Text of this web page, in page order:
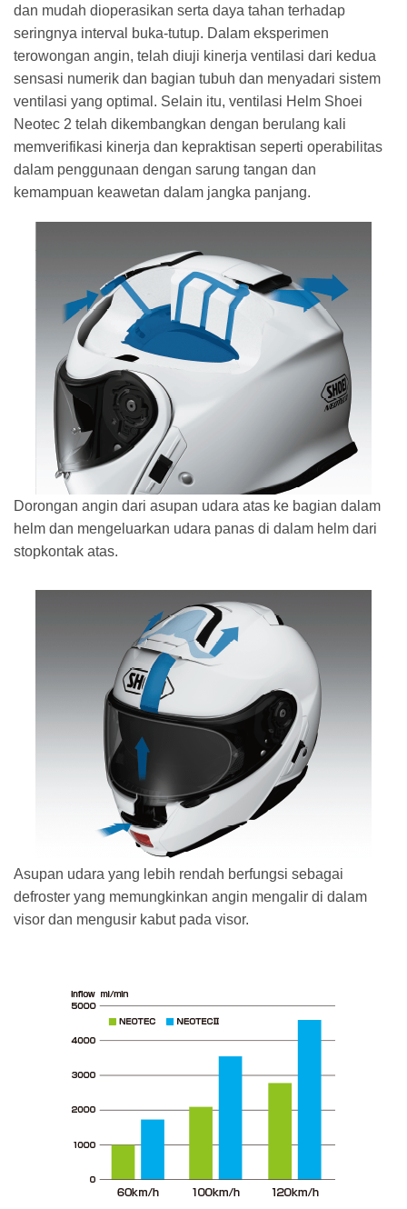
dan mudah dioperasikan serta daya tahan terhadap
seringnya interval buka-tutup. Dalam eksperimen
terowongan angin, telah diuji kinerja ventilasi dari kedua
sensasi numerik dan bagian tubuh dan menyadari sistem
ventilasi yang optimal. Selain itu, ventilasi Helm Shoei
Neotec 2 telah dikembangkan dengan berulang kali
memverifikasi kinerja dan kepraktisan seperti operabilitas
dalam penggunaan dengan sarung tangan dan
kemampuan keawetan dalam jangka panjang.
Dorongan angin dari asupan udara atas ke bagian dalam
helm dan mengeluarkan udara panas di dalam helm dari
stopkontak atas.
Asupan udara yang lebih rendah berfungsi sebagai
defroster yang memungkinkan angin mengalir di dalam
visor dan mengusir kabut pada visor.